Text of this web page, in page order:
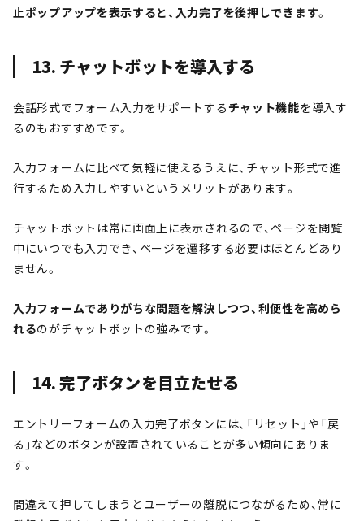
止ポップアップを表示すると、入力完了を後押しできます。
13. チャットボットを導入する
会話形式でフォーム入力をサポートする チャット機能を導入す
るのもおすすめです。
入力フォームに比べて気軽に使えるうえに、チャット形式で進
行するため入力しやすいというメリットがあります。
チャットボットは常に画面上に表示されるので、ページを閲覧
中にいつでも入力でき、ページを遷移する必要はほとんどあり
ません。
入力フォームでありがちな問題を解決しつつ、利便性を高めら
れるのがチャットボットの強みです。
14. 完了ボタンを目立たせる
エントリーフォームの入力完了ボタンには、「リセット」や「戻
る」などのボタンが設置されていることが多い傾向にありま
す。
間違えて押してしまうとユーザーの離脱につながるため、常に